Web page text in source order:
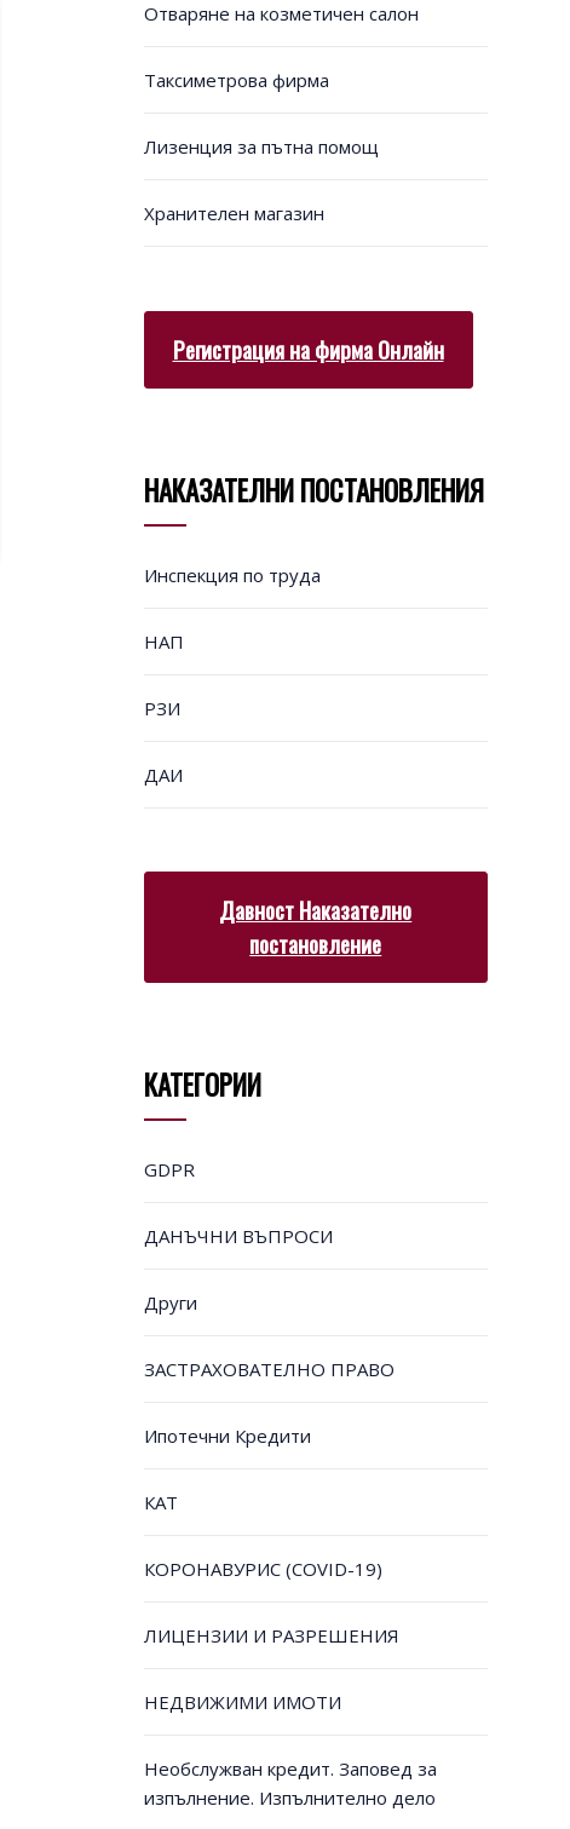
Отваряне на козметичен салон
Таксиметрова фирма
Лизенция за пътна помощ
Хранителен магазин
Регистрация на фирма Онлайн
НАКАЗАТЕЛНИ ПОСТАНОВЛЕНИЯ
Инспекция по труда
НАП
РЗИ
ДАИ
Давност Наказателно
постановление
КАТЕГОРИИ
GDPR
ДАНЪЧНИ ВЪПРОСИ
Други
ЗАСТРАХОВАТЕЛНО ПРАВО
Ипотечни Кредити
КАТ
КОРОНАВУРИС (COVID-19)
ЛИЦЕНЗИИ И РАЗРЕШЕНИЯ
НЕДВИЖИМИ ИМОТИ
Необслужван кредит. Заповед за
изпълнение. Изпълнително дело